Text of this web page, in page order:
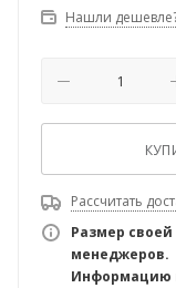
Нашли
Рассчитать
Размер
менеджеров.
Информацию